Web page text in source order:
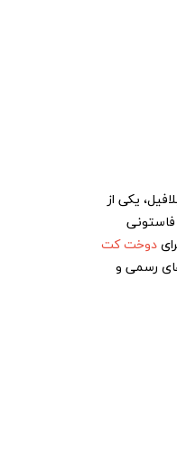
یکی از
فاستونی
دوخت کت
رسمی و